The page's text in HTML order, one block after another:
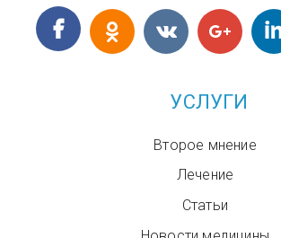
УСЛУГИ
Второе мнение
Лечение
Статьи